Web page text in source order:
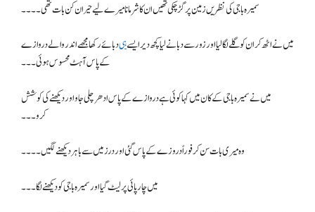
سمیرہ باجی کی نظریں زمین پر گڑ چکی تھیں ان کا شرمانا میرے لیے حیران کن بات تھی۔۔۔۔
میں نے اٹھ کر ان کو گلے لگا لیا اور زور سے دبانے لیا کچھ دیر ایسےہیدبائے رکھا مجھے اندر والے دروازے
کے پاس آہٹ محسوس ہوئی ۔۔۔
میں نے سمیرہ باجی کے کان میں کہا کوئی ہے دروازے کے پاس ادھر چلی جاو اور دیکھنے کی کوشش
کرو۔۔۔
وہ میری بات سن کر فوراً دروزے کے پاس گئی اور درز میں سے باہر دیکھنے لگیں ۔۔۔۔
میں چارپائی پر لیٹ گیا اور سمیرہ باجی کو دیکھنے لگا۔۔۔